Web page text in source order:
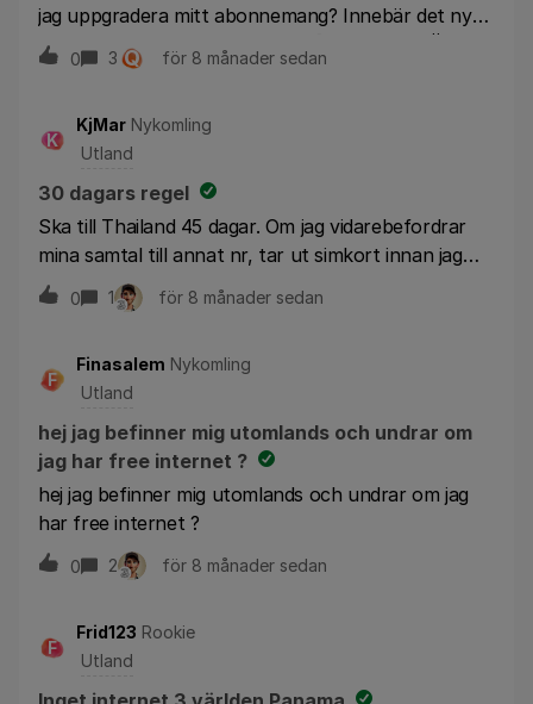
jag uppgradera mitt abonnemang? Innebär det ny
bindningstid? Kan ni hjälpa mig? [Redigerat] - Ämnet
har flyttats till utland
0 3 Q för 8 månader sedan
K
KjMar Nykomling
Utland
30 dagars regel
Ska till Thailand 45 dagar. Om jag vidarebefordrar
mina samtal till annat nr, tar ut simkort innan jag
lämnar Sverige och sätter tillbaka det när jag har 30
dagar kvar där. Fungerar detta?
0 1 för 8 månader sedan
F
Finasalem Nykomling
Utland
hej jag befinner mig utomlands och undrar om
jag har free internet ?
hej jag befinner mig utomlands och undrar om jag
har free internet ?
0 2 för 8 månader sedan
F
Frid123 Rookie
Utland